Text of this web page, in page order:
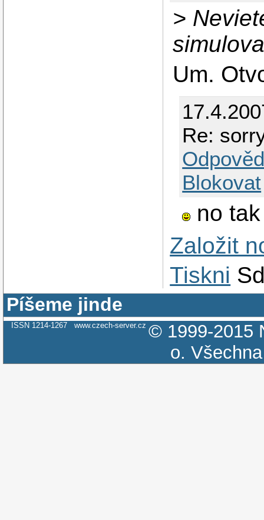
>
Um.
Re:
Blokovat
no
Založit
Tiskni
Píšeme jinde
ISSN 1214-1267 www.czech-server.cz © 1999-2015
o.